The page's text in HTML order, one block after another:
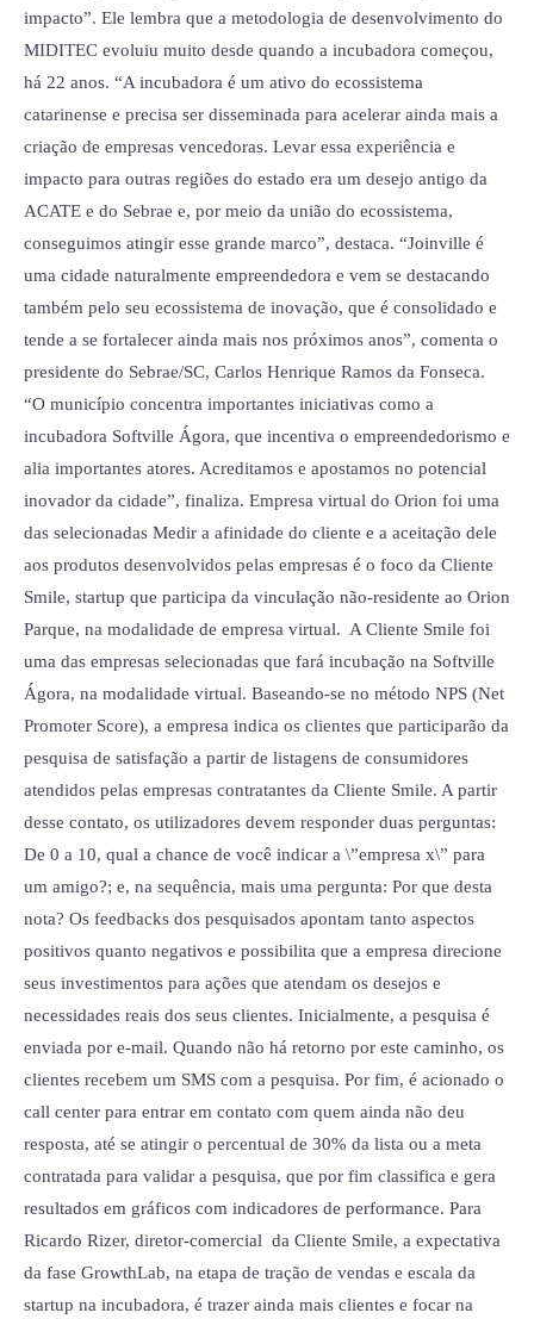
impacto”. Ele lembra que a metodologia de desenvolvimento do
MIDITEC evoluiu muito desde quando a incubadora começou,
há 22 anos. “A incubadora é um ativo do ecossistema
catarinense e precisa ser disseminada para acelerar ainda mais a
criação de empresas vencedoras. Levar essa experiência e
impacto para outras regiões do estado era um desejo antigo da
ACATE e do Sebrae e, por meio da união do ecossistema,
conseguimos atingir esse grande marco”, destaca. “Joinville é
uma cidade naturalmente empreendedora e vem se destacando
também pelo seu ecossistema de inovação, que é consolidado e
tende a se fortalecer ainda mais nos próximos anos”, comenta o
presidente do Sebrae/SC, Carlos Henrique Ramos da Fonseca.
“O município concentra importantes iniciativas como a
incubadora Softville Ágora, que incentiva o empreendedorismo e
alia importantes atores. Acreditamos e apostamos no potencial
inovador da cidade”, finaliza. Empresa virtual do Orion foi uma
das selecionadas Medir a afinidade do cliente e a aceitação dele
aos produtos desenvolvidos pelas empresas é o foco da Cliente
Smile, startup que participa da vinculação não-residente ao Orion
Parque, na modalidade de empresa virtual. A Cliente Smile foi
uma das empresas selecionadas que fará incubação na Softville
Ágora, na modalidade virtual. Baseando-se no método NPS (Net
Promoter Score), a empresa indica os clientes que participarão da
pesquisa de satisfação a partir de listagens de consumidores
atendidos pelas empresas contratantes da Cliente Smile. A partir
desse contato, os utilizadores devem responder duas perguntas:
De 0 a 10, qual a chance de você indicar a \”empresa x\” para
um amigo?; e, na sequência, mais uma pergunta: Por que desta
nota? Os feedbacks dos pesquisados apontam tanto aspectos
positivos quanto negativos e possibilita que a empresa direcione
seus investimentos para ações que atendam os desejos e
necessidades reais dos seus clientes. Inicialmente, a pesquisa é
enviada por e-mail. Quando não há retorno por este caminho, os
clientes recebem um SMS com a pesquisa. Por fim, é acionado o
call center para entrar em contato com quem ainda não deu
resposta, até se atingir o percentual de 30% da lista ou a meta
contratada para validar a pesquisa, que por fim classifica e gera
resultados em gráficos com indicadores de performance. Para
Ricardo Rizer, diretor-comercial da Cliente Smile, a expectativa
da fase GrowthLab, na etapa de tração de vendas e escala da
startup na incubadora, é trazer ainda mais clientes e focar na